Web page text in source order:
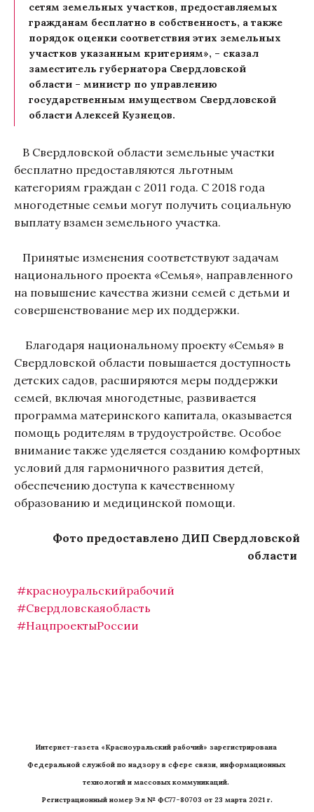
сетям земельных участков, предоставляемых
гражданам бесплатно в собственность, а также
порядок оценки соответствия этих земельных
участков указанным критериям», – сказал
заместитель губернатора Свердловской
области – министр по управлению
государственным имуществом Свердловской
области Алексей Кузнецов.
В Свердловской области земельные участки
бесплатно предоставляются льготным
категориям граждан с 2011 года. С 2018 года
многодетные семьи могут получить социальную
выплату взамен земельного участка.
Принятые изменения соответствуют задачам
национального проекта «Семья», направленного
на повышение качества жизни семей с детьми и
совершенствование мер их поддержки.
Благодаря национальному проекту «Семья» в
Свердловской области повышается доступность
детских садов, расширяются меры поддержки
семей, включая многодетные, развивается
программа материнского капитала, оказывается
помощь родителям в трудоустройстве. Особое
внимание также уделяется созданию комфортных
условий для гармоничного развития детей,
обеспечению доступа к качественному
образованию и медицинской помощи.
Фото предоставлено ДИП Свердловской
области
#красноуральскийрабочий
#Свердловскаяобласть
#НацпроектыРоссии
Интернет-газета «Красноуральский рабочий» зарегистрирована
Федеральной службой по надзору в сфере связи, информационных
технологий и массовых коммуникаций.
Регистрационный номер Эл № ФС77-80703 от 23 марта 2021 г.